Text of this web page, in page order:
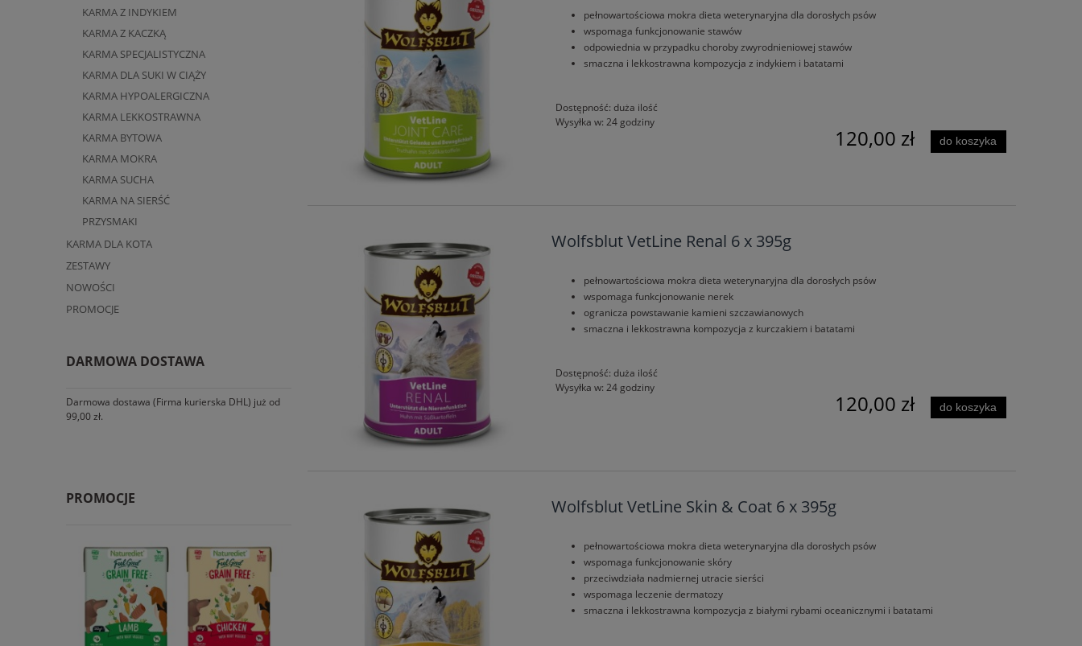
KARMA Z INDYKIEM
KARMA Z KACZKĄ
KARMA SPECJALISTYCZNA
KARMA DLA SUKI W CIĄŻY
KARMA HYPOALERGICZNA
KARMA LEKKOSTRAWNA
KARMA BYTOWA
KARMA MOKRA
KARMA SUCHA
KARMA NA SIERŚĆ
PRZYSMAKI
KARMA DLA KOTA
ZESTAWY
NOWOŚCI
PROMOCJE
DARMOWA DOSTAWA
Darmowa dostawa (Firma kurierska DHL) już od
99,00 zł.
PROMOCJE
pełnowartościowa mokra dieta weterynaryjna dla dorosłych psów
wspomaga funkcjonowanie stawów
odpowiednia w przypadku choroby zwyrodnieniowej stawów
smaczna i lekkostrawna kompozycja z indykiem i batatami
Dostępność: duża ilość
Wysyłka w: 24 godziny
120,00 zł do koszyka
Wolfsblut VetLine Renal 6 x 395g
pełnowartościowa mokra dieta weterynaryjna dla dorosłych psów
wspomaga funkcjonowanie nerek
ogranicza powstawanie kamieni szczawianowych
smaczna i lekkostrawna kompozycja z kurczakiem i batatami
Dostępność: duża ilość
Wysyłka w: 24 godziny
120,00 zł do koszyka
Wolfsblut VetLine Skin & Coat 6 x 395g
pełnowartościowa mokra dieta weterynaryjna dla dorosłych psów
wspomaga funkcjonowanie skóry
przeciwdziała nadmiernej utracie sierści
wspomaga leczenie dermatozy
smaczna i lekkostrawna kompozycja z białymi rybami oceanicznymi i batatami